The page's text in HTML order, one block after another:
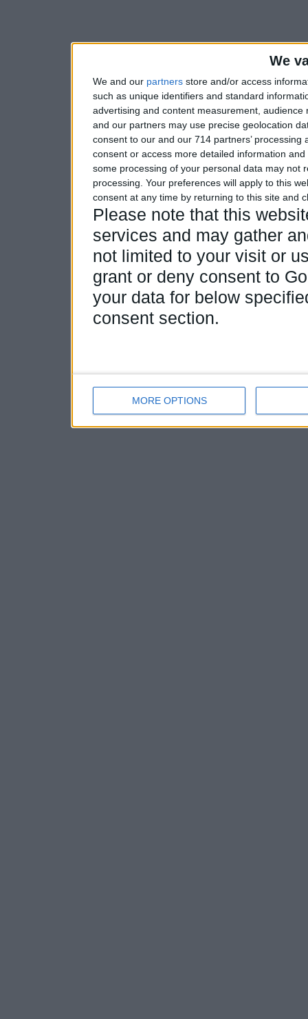
We
We and our partners store and/or access
such as unique identifiers and standard
advertising and content measurement,
and our partners may use precise geolocation
consent to our and our 714 partners’
consent or access more detailed information
some processing of your personal data may not
processing. Your preferences will apply to this
consent at any time by returning to this site and
Please note that this
services and may gather
not limited to your visit or
grant or deny consent to
your data for below
consent section.
MORE OPTIONS